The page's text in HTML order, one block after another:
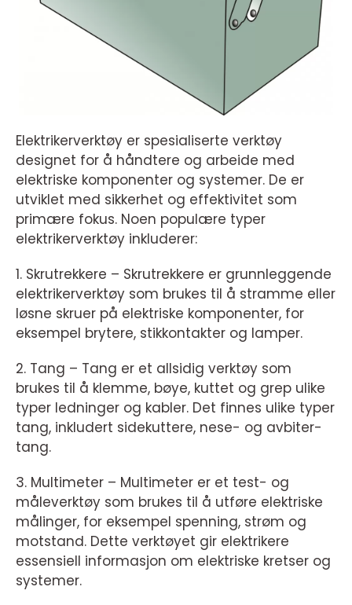
Elektrikerverktøy er spesialiserte verktøy
designet for å håndtere og arbeide med
elektriske komponenter og systemer. De er
utviklet med sikkerhet og effektivitet som
primære fokus. Noen populære typer
elektrikerverktøy inkluderer:
1. Skrutrekkere – Skrutrekkere er grunnleggende
elektrikerverktøy som brukes til å stramme eller
løsne skruer på elektriske komponenter, for
eksempel brytere, stikkontakter og lamper.
2. Tang – Tang er et allsidig verktøy som
brukes til å klemme, bøye, kuttet og grep ulike
typer ledninger og kabler. Det finnes ulike typer
tang, inkludert sidekuttere, nese- og avbiter-
tang.
3. Multimeter – Multimeter er et test- og
måleverktøy som brukes til å utføre elektriske
målinger, for eksempel spenning, strøm og
motstand. Dette verktøyet gir elektrikere
essensiell informasjon om elektriske kretser og
systemer.